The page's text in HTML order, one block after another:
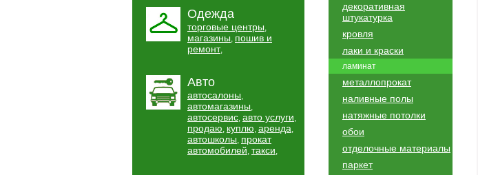
Одежда
торговые центры,
магазины, пошив и
ремонт,
Авто
автосалоны,
автомагазины,
автосервис, авто услуги,
продаю, куплю, аренда,
автошколы, прокат
автомобилей, такси,
декоративная
штукатурка
кровля
лаки и краски
ламинат
металлопрокат
наливные полы
натяжные потолки
обои
отделочные материалы
паркет